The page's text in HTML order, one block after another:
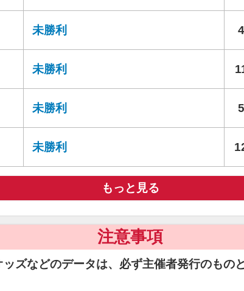
未勝利 4
未勝利
未勝利 5
未勝利
もっと見る
注意事項
ズなどのデータは、必ず主催者発行のもの